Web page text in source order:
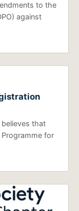
to the
against
believes that
for